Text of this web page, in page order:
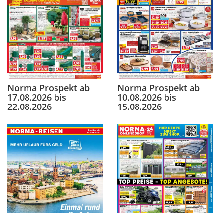
Norma Prospekt ab
17.08.2026 bis
22.08.2026
Norma Prospekt ab
10.08.2026 bis
15.08.2026